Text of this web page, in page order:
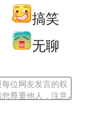
搞笑
无聊